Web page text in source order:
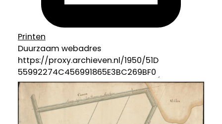
Printen
Duurzaam webadres